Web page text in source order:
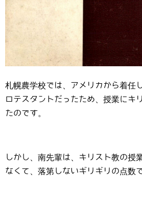
札幌農学校では、アメリカから着任
ロテスタントだったため、授業にキ
たのです。
しかし、南先輩は、キリスト教の授
なくて、落第しないギリギリの点数